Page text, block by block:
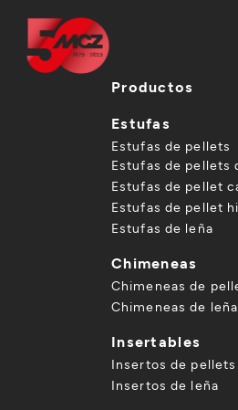
Productos
Estufas
Estufas de pellets
Estufas de pellets
Estufas de pellet
Estufas de pellet
Estufas de leña
Chimeneas
Chimeneas de
Chimeneas de leña
Insertables
Insertos de pellets
Insertos de leña